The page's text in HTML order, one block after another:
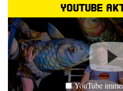
YouTube
YouTube